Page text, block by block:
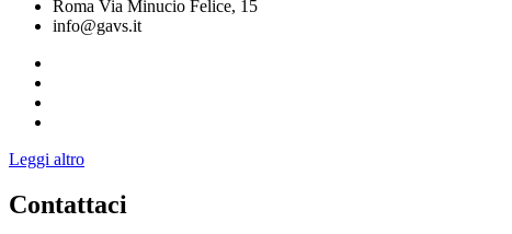
Roma Via Minucio Felice, 15
info@gavs.it
Leggi altro
Contattaci